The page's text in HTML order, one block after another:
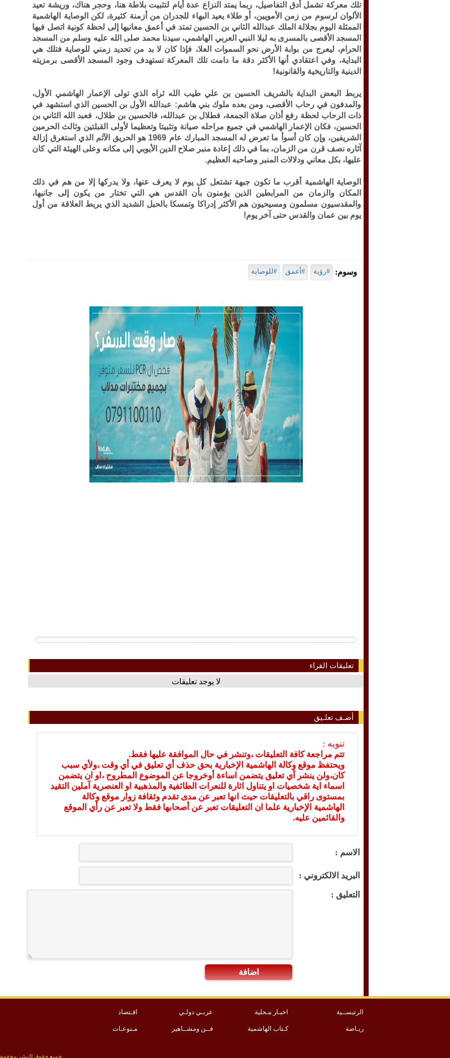
تلك معركة تشمل أدق التفاصيل، ربما يمتد النزاع عدة أيام لتثبيت بلاطة هنا، وحجر هناك، وريشة تعيد
الألوان لرسوم من زمن الأمويين، أو طلاء يعيد البهاء للجدران من أزمنة كثيرة، لكن الوصاية الهاشمية
الممثلة اليوم بجلالة الملك عبدالله الثاني بن الحسين تمتد في أعمق معانيها إلى لحظة كونية اتصل فيها
المسجد الأقصى بالمسرى به ليلا النبي العربي الهاشمي، سيدنا محمد صلى الله عليه وسلم من المسجد
الحرام، ليعرج من بوابة الأرض نحو السموات العلا، فإذا كان لا بد من تحديد زمني للوصاية فتلك هي
البداية، وفي اعتقادي أنها الأكثر دقة ما دامت تلك المعركة تستهدف وجود المسجد الأقصى برمزيته
الدينية والتاريخية والقانونية!
يربط البعض البداية بالشريف الحسين بن علي طيب الله ثراه الذي تولى الإعمار الهاشمي الأول،
والمدفون في رحاب الأقصى، ومن بعده ملوك بني هاشم: عبدالله الأول بن الحسين الذي استشهد في
ذات الرحاب لحظة رفع أذان صلاة الجمعة، فطلال بن عبدالله، فالحسين بن طلال، فعبد الله الثاني بن
الحسين، فكان الإعمار الهاشمي في جميع مراحله صيانة وتثبيتا وتعظيما لأولى القبلتين وثالث الحرمين
الشريفين، وإن كان أسوأ ما تعرض له المسجد المبارك عام 1969 هو الحريق الآثم الذي استغرق إزالة
آثاره نصف قرن من الزمان، بما في ذلك إعادة منبر صلاح الدين الأيوبي إلى مكانه وعلى الهيئة التي كان
عليها، بكل معاني ودلالات المنبر وصاحبه العظيم.
الوصاية الهاشمية أقرب ما تكون جبهة تشتعل كل يوم لا يعرف عنها، ولا يدركها إلا من هم في ذلك
المكان والزمان من المرابطين الذين يؤمنون بأن القدس هي التي تختار من يكون إلى جانبها،
والمقدسيون مسلمون ومسيحيون هم الأكثر إدراكا وتمسكا بالحبل الشديد الذي يربط العلاقة من أول
يوم بين عمان والقدس حتى آخر يوم!
وسوم: #رؤية #أعمق #للوصاية
تعليقات القراء
لا يوجد تعليقات
أضـف تعلـيق
تنويه :
تتم مراجعة كافة التعليقات ،وتنشر في حال الموافقة عليها فقط.
ويحتفظ موقع وكالة الهاشمية الإخبارية بحق حذف أي تعليق في أي وقت ،ولأي سبب
كان،ولن ينشر أي تعليق يتضمن اساءة أوخروجا عن الموضوع المطروح ،او ان يتضمن
اسماء اية شخصيات او يتناول اثارة للنعرات الطائفية والمذهبية او العنصرية آملين التقيد
بمستوى راقي بالتعليقات حيث انها تعبر عن مدى تقدم وثقافة زوار موقع وكالة
الهاشمية الإخبارية علما ان التعليقات تعبر عن أصحابها فقط ولا تعبر عن رأي الموقع
والقائمين عليه.
الاسم :
البريد الالكتروني :
التعليق :
اضافة
الرئيســية اخبـار مـحلية عربـي دولـي اقـتصاد
ريـاضة كـتاب الهاشمية فــن ومشــاهير مـنوعـات
جميع حقوق النشر